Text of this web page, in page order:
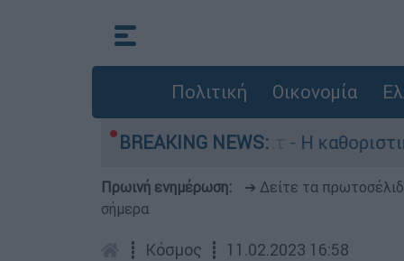
Πολιτική Οικονομία
BREAKING NEWS:
Γουίλιαμ Όρμπιτ - Η καθοριστική
Πρωινή ενημέρωση: ➔ Δείτε τα
σήμερα
┋ Κόσμος ┋ 11.02.2023 16:58